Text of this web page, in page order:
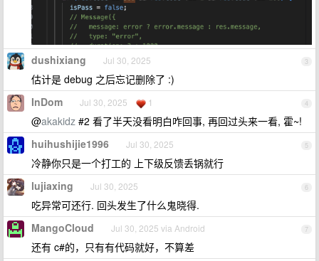
3
dushixiang Jul 30, 2025
估计是 debug 之后忘记删除了 :)
4
InDom Jul 30, 2025 1
@akakidz #2 看了半天没看明白咋回事, 再回过头来一看, 霍~!
5
huihushijie1996 Jul 30, 2025
冷静你只是一个打工的 上下级反馈丢锅就行
6
lujiaxing Jul 30, 2025
吃异常可还行. 回头发生了什么鬼晓得.
7
MangoCloud Jul 30, 2025 via Android
还有 c#的，只有有代码就好，不算差